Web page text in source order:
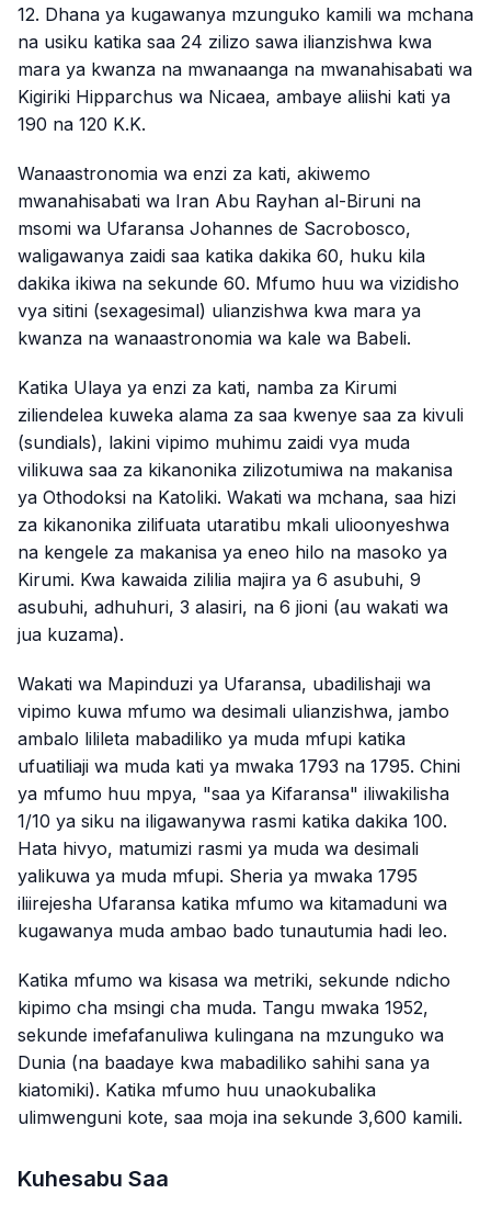
12. Dhana ya kugawanya mzunguko kamili wa mchana
na usiku katika saa 24 zilizo sawa ilianzishwa kwa
mara ya kwanza na mwanaanga na mwanahisabati wa
Kigiriki Hipparchus wa Nicaea, ambaye aliishi kati ya
190 na 120 K.K.
Wanaastronomia wa enzi za kati, akiwemo
mwanahisabati wa Iran Abu Rayhan al-Biruni na
msomi wa Ufaransa Johannes de Sacrobosco,
waligawanya zaidi saa katika dakika 60, huku kila
dakika ikiwa na sekunde 60. Mfumo huu wa vizidisho
vya sitini (sexagesimal) ulianzishwa kwa mara ya
kwanza na wanaastronomia wa kale wa Babeli.
Katika Ulaya ya enzi za kati, namba za Kirumi
ziliendelea kuweka alama za saa kwenye saa za kivuli
(sundials), lakini vipimo muhimu zaidi vya muda
vilikuwa saa za kikanonika zilizotumiwa na makanisa
ya Othodoksi na Katoliki. Wakati wa mchana, saa hizi
za kikanonika zilifuata utaratibu mkali ulioonyeshwa
na kengele za makanisa ya eneo hilo na masoko ya
Kirumi. Kwa kawaida zililia majira ya 6 asubuhi, 9
asubuhi, adhuhuri, 3 alasiri, na 6 jioni (au wakati wa
jua kuzama).
Wakati wa Mapinduzi ya Ufaransa, ubadilishaji wa
vipimo kuwa mfumo wa desimali ulianzishwa, jambo
ambalo lilileta mabadiliko ya muda mfupi katika
ufuatiliaji wa muda kati ya mwaka 1793 na 1795. Chini
ya mfumo huu mpya, "saa ya Kifaransa" iliwakilisha
1/10 ya siku na iligawanywa rasmi katika dakika 100.
Hata hivyo, matumizi rasmi ya muda wa desimali
yalikuwa ya muda mfupi. Sheria ya mwaka 1795
iliirejesha Ufaransa katika mfumo wa kitamaduni wa
kugawanya muda ambao bado tunautumia hadi leo.
Katika mfumo wa kisasa wa metriki, sekunde ndicho
kipimo cha msingi cha muda. Tangu mwaka 1952,
sekunde imefafanuliwa kulingana na mzunguko wa
Dunia (na baadaye kwa mabadiliko sahihi sana ya
kiatomiki). Katika mfumo huu unaokubalika
ulimwenguni kote, saa moja ina sekunde 3,600 kamili.
Kuhesabu Saa